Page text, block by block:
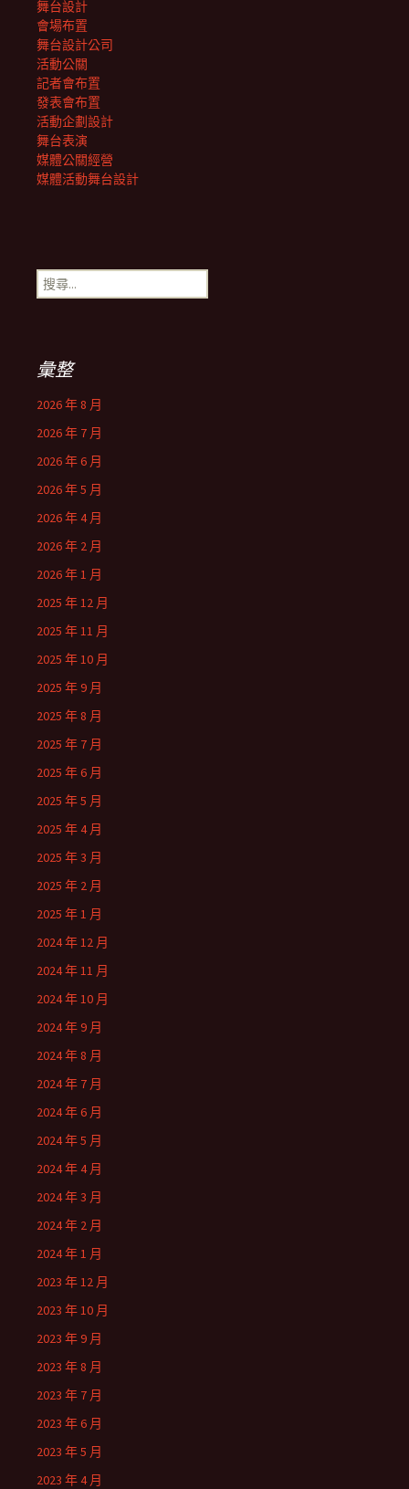
舞台設計
會場布置
舞台設計公司
活動公關
記者會布置
發表會布置
活動企劃設計
舞台表演
媒體公關經營
媒體活動舞台設計
搜
尋
彙整
2026 年 8 月
2026 年 7 月
2026 年 6 月
2026 年 5 月
2026 年 4 月
2026 年 2 月
2026 年 1 月
2025 年 12 月
2025 年 11 月
2025 年 10 月
2025 年 9 月
2025 年 8 月
2025 年 7 月
2025 年 6 月
2025 年 5 月
2025 年 4 月
2025 年 3 月
2025 年 2 月
2025 年 1 月
2024 年 12 月
2024 年 11 月
2024 年 10 月
2024 年 9 月
2024 年 8 月
2024 年 7 月
2024 年 6 月
2024 年 5 月
2024 年 4 月
2024 年 3 月
2024 年 2 月
2024 年 1 月
2023 年 12 月
2023 年 10 月
2023 年 9 月
2023 年 8 月
2023 年 7 月
2023 年 6 月
2023 年 5 月
2023 年 4 月